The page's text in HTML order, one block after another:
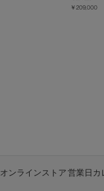
￥209,000
オンラインストア 営業日カ